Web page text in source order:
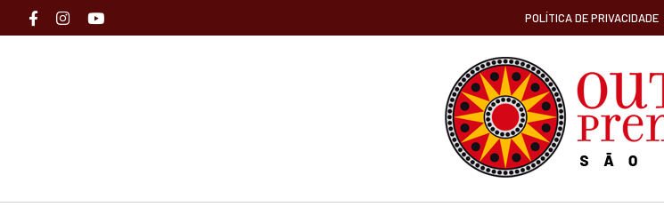
POLÍTICA DE PRIVACIDADE